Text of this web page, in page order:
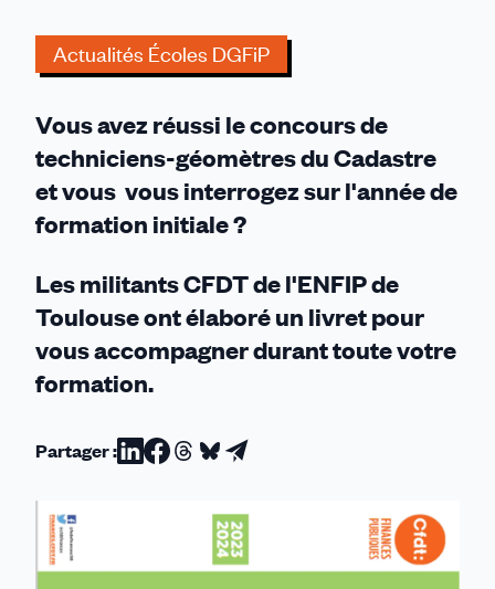
Actualités Écoles DGFiP
Vous avez réussi le concours de
techniciens-géomètres du Cadastre
et vous vous interrogez sur l'année de
formation initiale ?
Les militants CFDT de l'ENFIP de
Toulouse ont élaboré un livret pour
vous accompagner durant toute votre
formation.
Partager :Partager
Partager
Facebook
Partager
Threads
Partager
Bluesky
Partager
email